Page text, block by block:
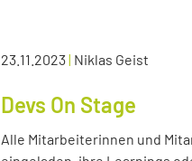
23.11.2023| Niklas Geist
Devs On Stage
Alle Mitarbeiterinnen und